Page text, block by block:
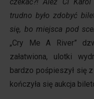
trudno było zdobyć
się, bo miejsca pod
„Cry Me A River”
załatwiona, ulotki
bardzo pośpieszył się
kończyła się aukcja